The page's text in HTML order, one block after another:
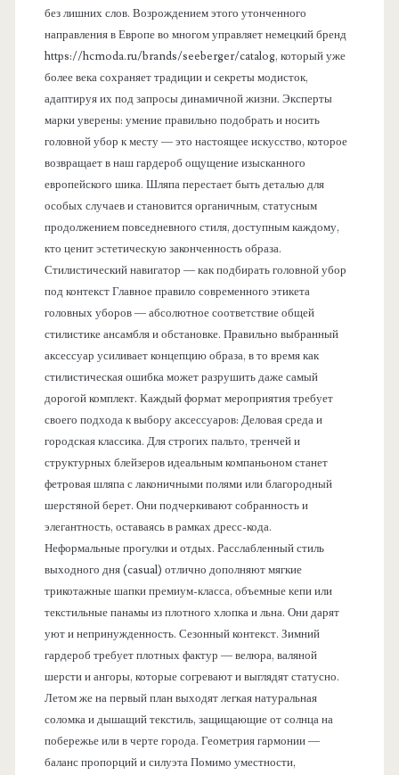
без лишних слов. Возрождением этого утонченного
направления в Европе во многом управляет немецкий бренд
https://hcmoda.ru/brands/seeberger/catalog, который уже
более века сохраняет традиции и секреты модисток,
адаптируя их под запросы динамичной жизни. Эксперты
марки уверены: умение правильно подобрать и носить
головной убор к месту — это настоящее искусство, которое
возвращает в наш гардероб ощущение изысканного
европейского шика. Шляпа перестает быть деталью для
особых случаев и становится органичным, статусным
продолжением повседневного стиля, доступным каждому,
кто ценит эстетическую законченность образа.
Стилистический навигатор — как подбирать головной убор
под контекст Главное правило современного этикета
головных уборов — абсолютное соответствие общей
стилистике ансамбля и обстановке. Правильно выбранный
аксессуар усиливает концепцию образа, в то время как
стилистическая ошибка может разрушить даже самый
дорогой комплект. Каждый формат мероприятия требует
своего подхода к выбору аксессуаров: Деловая среда и
городская классика. Для строгих пальто, тренчей и
структурных блейзеров идеальным компаньоном станет
фетровая шляпа с лаконичными полями или благородный
шерстяной берет. Они подчеркивают собранность и
элегантность, оставаясь в рамках дресс-кода.
Неформальные прогулки и отдых. Расслабленный стиль
выходного дня (casual) отлично дополняют мягкие
трикотажные шапки премиум-класса, объемные кепи или
текстильные панамы из плотного хлопка и льна. Они дарят
уют и непринужденность. Сезонный контекст. Зимний
гардероб требует плотных фактур — велюра, валяной
шерсти и ангоры, которые согревают и выглядят статусно.
Летом же на первый план выходят легкая натуральная
соломка и дышащий текстиль, защищающие от солнца на
побережье или в черте города. Геометрия гармонии —
баланс пропорций и силуэта Помимо уместности,